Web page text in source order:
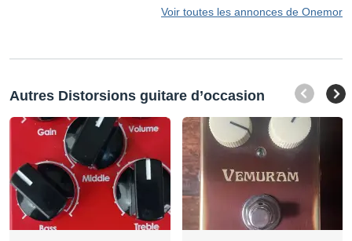
Voir toutes les annonces de Onemor
Autres Distorsions guitare d’occasion